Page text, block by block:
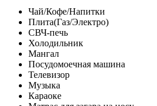
Чай/Кофе/Напитки
Плита(Газ/Электро)
СВЧ-печь
Холодильник
Мангал
Посудомоечная машина
Телевизор
Музыка
Караоке